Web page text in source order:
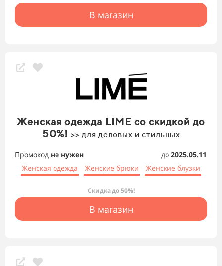
В магазин
Женская одежда LIME со скидкой до
50%! >> для деловых и стильных
Промокод не нужен до 2025.05.11
Женская одежда
Женские брюки Женские блузки
Скидка до 50%!
В магазин